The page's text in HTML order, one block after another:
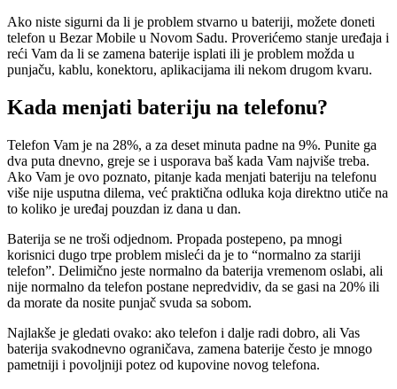
Ako niste sigurni da li je problem stvarno u bateriji, možete doneti
telefon u Bezar Mobile u Novom Sadu. Proverićemo stanje uređaja i
reći Vam da li se zamena baterije isplati ili je problem možda u
punjaču, kablu, konektoru, aplikacijama ili nekom drugom kvaru.
Kada menjati bateriju na telefonu?
Telefon Vam je na 28%, a za deset minuta padne na 9%. Punite ga
dva puta dnevno, greje se i usporava baš kada Vam najviše treba.
Ako Vam je ovo poznato, pitanje kada menjati bateriju na telefonu
više nije usputna dilema, već praktična odluka koja direktno utiče na
to koliko je uređaj pouzdan iz dana u dan.
Baterija se ne troši odjednom. Propada postepeno, pa mnogi
korisnici dugo trpe problem misleći da je to “normalno za stariji
telefon”. Delimično jeste normalno da baterija vremenom oslabi, ali
nije normalno da telefon postane nepredvidiv, da se gasi na 20% ili
da morate da nosite punjač svuda sa sobom.
Najlakše je gledati ovako: ako telefon i dalje radi dobro, ali Vas
baterija svakodnevno ograničava, zamena baterije često je mnogo
pametniji i povoljniji potez od kupovine novog telefona.